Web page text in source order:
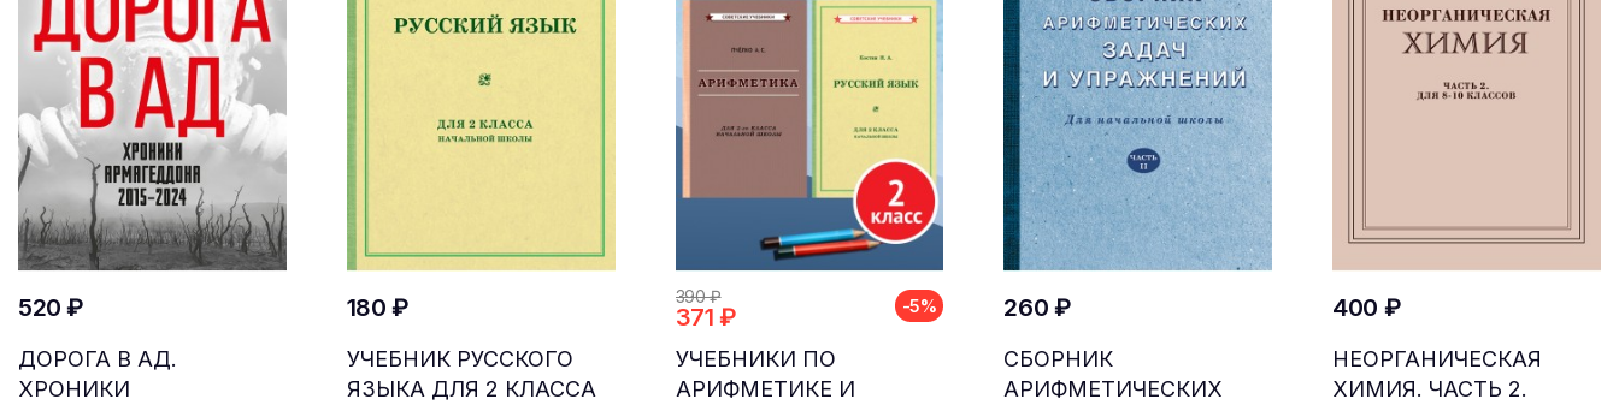
520 ₽
ДОРОГА В АД.
ХРОНИКИ
180 ₽
УЧЕБНИК РУССКОГО
ЯЗЫКА ДЛЯ 2 КЛАССА
390 ₽
371 ₽ -5%
УЧЕБНИКИ ПО
АРИФМЕТИКЕ И
260 ₽
СБОРНИК
АРИФМЕТИЧЕСКИХ
400 ₽
НЕОРГАНИЧЕСКАЯ
ХИМИЯ. ЧАСТЬ 2.